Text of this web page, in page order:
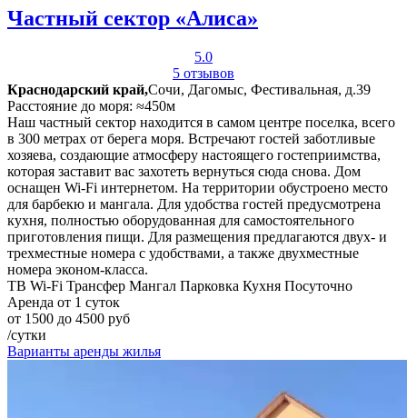
Частный сектор «Алиса»
5.0
5 отзывов
Краснодарский край,Сочи, Дагомыс, Фестивальная, д.39
Расстояние до моря: ≈450м
Наш частный сектор находится в самом центре поселка, всего
в 300 метрах от берега моря. Встречают гостей заботливые
хозяева, создающие атмосферу настоящего гостеприимства,
которая заставит вас захотеть вернуться сюда снова. Дом
оснащен Wi-Fi интернетом. На территории обустроено место
для барбекю и мангала. Для удобства гостей предусмотрена
кухня, полностью оборудованная для самостоятельного
приготовления пищи. Для размещения предлагаются двух- и
трехместные номера с удобствами, а также двухместные
номера эконом-класса.
ТВ Wi-Fi Трансфер Мангал Парковка Кухня Посуточно
Аренда от 1 суток
от 1500 до 4500 руб
/сутки
Варианты аренды жилья